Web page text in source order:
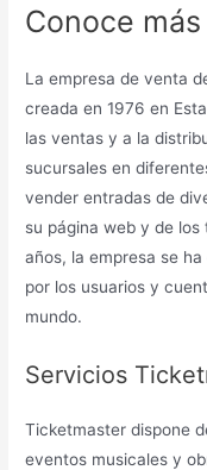
Conoce
La empresa de venta
creada en 1976 en
las ventas y a la
sucursales en
vender entradas de
su página web y de
años, la empresa se
por los usuarios y
mundo.
Servicios
Ticketmaster dispone
eventos musicales y